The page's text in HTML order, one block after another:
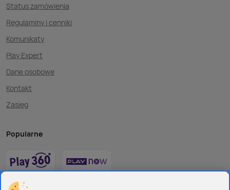
Status zamówienia
Regulaminy i cenniki
Komunikaty
Play Expert
Dane osobowe
Kontakt
Zasięg
Popularne